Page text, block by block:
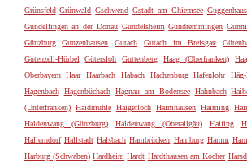
Grünsfeld Grünwald Gschwend Gstadt am Chiemsee
Gundelfingen an der Donau Gundelsheim Gundremmingen
Günzburg
Gunzenhausen Gutach Gutach im Breisgau
Gutenzell-Hürbel
Gütersloh Guttenberg Haag (Oberfranken)
Oberbayern
Haar Haarbach Habach Hachenburg Hafenlohr
Hagenbach Hagenbüchach Hagnau am Bodensee Hahnbach
(Unterfranken) Haidmühle Haigerloch Haimhausen Haiming
Haldenwang (Günzburg)
Haldenwang (Oberallgäu) Halfing
Hallerndorf Hallstadt Halsbach Hambrücken Hamburg Hamm
Harburg (Schwaben) Hardheim Hardt Hardthausen am Kocher